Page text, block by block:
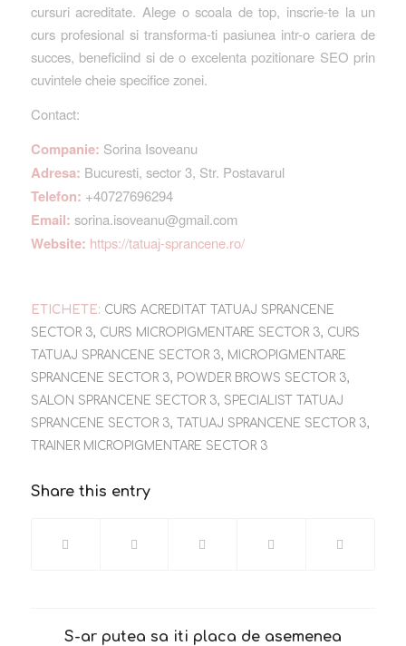
cursuri acreditate. Alege o scoala de top, inscrie-te la un
curs profesional si transforma-ti pasiunea intr-o cariera de
succes, beneficiind si de o excelenta pozitionare SEO prin
cuvintele cheie specifice zonei.
Contact:
Companie: Sorina Isoveanu
Adresa: Bucuresti, sector 3, Str. Postavarul
Telefon: +40727696294
Email: sorina.isoveanu@gmail.com
Website: https://tatuaj-sprancene.ro/
ETICHETE: CURS ACREDITAT TATUAJ SPRANCENE
SECTOR 3, CURS MICROPIGMENTARE SECTOR 3, CURS
TATUAJ SPRANCENE SECTOR 3, MICROPIGMENTARE
SPRANCENE SECTOR 3, POWDER BROWS SECTOR 3,
SALON SPRANCENE SECTOR 3, SPECIALIST TATUAJ
SPRANCENE SECTOR 3, TATUAJ SPRANCENE SECTOR 3,
TRAINER MICROPIGMENTARE SECTOR 3
Share this entry
S-ar putea sa iti placa de asemenea